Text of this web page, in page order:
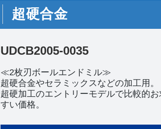
超硬合金
UDCB2005-0035
≪2枚刃ボールエンドミル≫
超硬合金やセラミックスなどの加工用。
超硬加工のエントリーモデルで比較的お
すい価格。